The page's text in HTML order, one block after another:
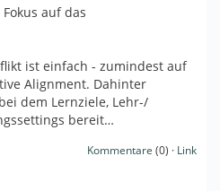
auf das
ist einfach - zumindest auf
Alignment. Dahinter
dem Lernziele, Lehr-/
bereit…
Kommentare (0) · Link